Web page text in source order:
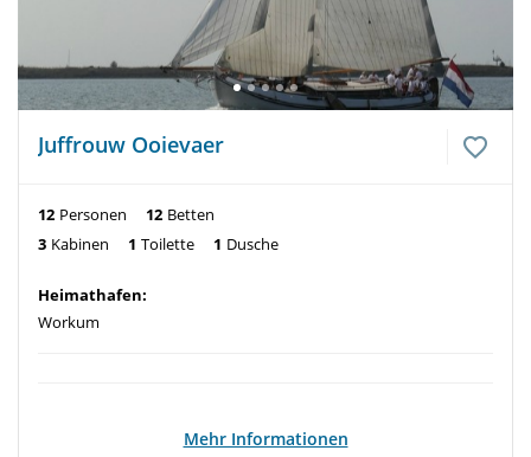
Juffrouw Ooievaer
12 Personen 12 Betten
3 Kabinen 1 Toilette 1 Dusche
Heimathafen:
Workum
Mehr Informationen